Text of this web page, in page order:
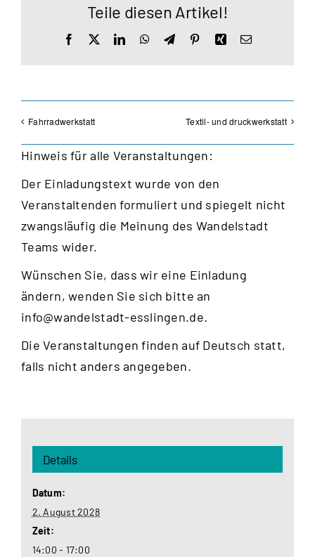
Teile diesen Artikel!
Facebook LinkedInWhatsApp
TelegramPinterestXingE-
Fahrradwerkstatt Textil- und druckwerkstatt
Hinweis für alle Veranstaltungen:
Der Einladungstext wurde von den
Veranstaltenden formuliert und spiegelt nicht
zwangsläufig die Meinung des Wandelstadt
Teams wider.
Wünschen Sie, dass wir eine Einladung
ändern, wenden Sie sich bitte an
info@wandelstadt-esslingen.de.
Die Veranstaltungen finden auf Deutsch statt,
falls nicht anders angegeben.
Details
Datum:
2. August 2028
Zeit:
14:00 - 17:00